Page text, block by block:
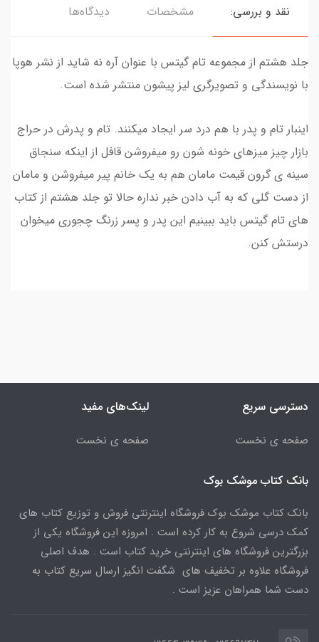
نقد و بررسی: مشخصات دیدگاه‌ها
جلد هشتم از مجموعه تام گیتس با عنوان آره نه شاید از نشر هوپا
با نویسندگی و تصویرگری لیز پیشون منتشر شده است.
اینبار تام و پدر با هم درد سر ایجاد میکنند. تام و پدرش در حراج
بازار چیز میزهای خونه شون رو میفروشن قافل از اینکه سنجاق
سینه ی گرون قیمت مامان هم به یک خانم پیر میفروشن و مامان
از دست گلی که به آب دادن خبر نداره حالا تو جلد هشتم از کتاب
های تام گیتس باید ببینیم این پدر و پسر زرنگ چجوری میخوان
درستش کنن.
دسترسی سریع
صفحه ی نخست
لینک‌های مفید
صفحه ی نخست
بانک کتاب موشک بوک
بانک کتاب موشک بوک فروشگاه اینترنتی فروش و توزیع کتاب های
کمک درسی شروع به کار کرده است . امروزه این فروشگاه یکی از
بزرگترین فروشگاه های اینترنتی خرید کتاب است . هدف اصلی
فروشگاه علاوه بر تخفیف های شگفت انگیز ارسال سریع کتاب به
دست شما همراهان عزیز است .